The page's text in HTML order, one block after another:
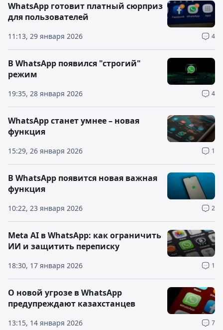
11:13, 29 января 2026 4
WhatsApp готовит платный сюрприз
для пользователей
19:35, 28 января 2026 4
В WhatsApp появился "строгий"
режим
15:29, 26 января 2026 1
WhatsApp станет умнее – новая
функция
10:22, 23 января 2026 2
В WhatsApp появится новая важная
функция
18:30, 17 января 2026 1
Meta AI в WhatsApp: как ограничить
ИИ и защитить переписку
13:15, 14 января 2026 7
О новой угрозе в WhatsApp
предупреждают казахстанцев